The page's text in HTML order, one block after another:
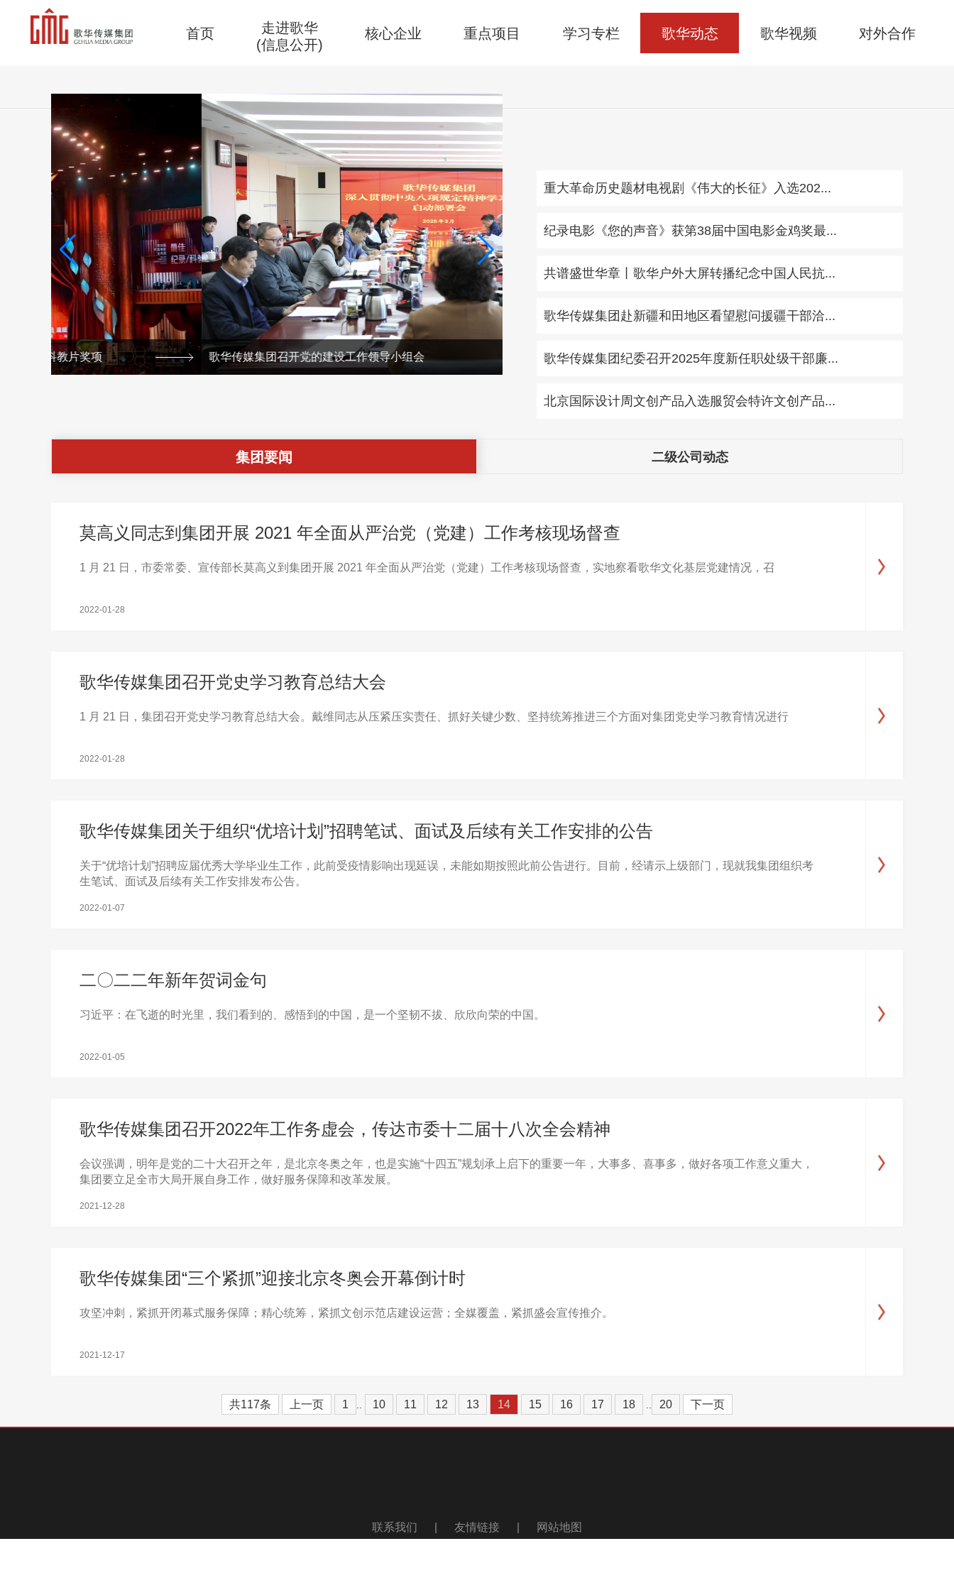
首页
走进歌华
(信息公开)
核心企业 重点项目 学习专栏 歌华动态 歌华视频 对外合作
歌华传媒集团召开党的建设工作领导小组会 歌华户外媒体积极开展征兵宣传
重大革命历史题材电视剧《伟大的长征》入选202...
纪录电影《您的声音》获第38届中国电影金鸡奖最...
共谱盛世华章丨歌华户外大屏转播纪念中国人民抗...
歌华传媒集团赴新疆和田地区看望慰问援疆干部洽...
歌华传媒集团纪委召开2025年度新任职处级干部廉...
北京国际设计周文创产品入选服贸会特许文创产品...
集团要闻 二级公司动态
莫高义同志到集团开展 2021 年全面从严治党（党建）工作考核现场督查
1 月 21 日，市委常委、宣传部长莫高义到集团开展 2021 年全面从严治党（党建）工作考核现场督查，实地察看歌华文化基层党建情况，召
2022-01-28
歌华传媒集团召开党史学习教育总结大会
1 月 21 日，集团召开党史学习教育总结大会。戴维同志从压紧压实责任、抓好关键少数、坚持统筹推进三个方面对集团党史学习教育情况进行
2022-01-28
歌华传媒集团关于组织“优培计划”招聘笔试、面试及后续有关工作安排的公告
关于“优培计划”招聘应届优秀大学毕业生工作，此前受疫情影响出现延误，未能如期按照此前公告进行。目前，经请示上级部门，现就我集团组织考
生笔试、面试及后续有关工作安排发布公告。
2022-01-07
二〇二二年新年贺词金句
习近平：在飞逝的时光里，我们看到的、感悟到的中国，是一个坚韧不拔、欣欣向荣的中国。
2022-01-05
歌华传媒集团召开2022年工作务虚会，传达市委十二届十八次全会精神
会议强调，明年是党的二十大召开之年，是北京冬奥之年，也是实施“十四五”规划承上启下的重要一年，大事多、喜事多，做好各项工作意义重大，
集团要立足全市大局开展自身工作，做好服务保障和改革发展。
2021-12-28
歌华传媒集团“三个紧抓”迎接北京冬奥会开幕倒计时
攻坚冲刺，紧抓开闭幕式服务保障；精心统筹，紧抓文创示范店建设运营；全媒覆盖，紧抓盛会宣传推介。
2021-12-17
共117条 上一页 1 10 11 12 13 14 15 16 17 18 20 下一页
联系我们 友情链接 网站地图